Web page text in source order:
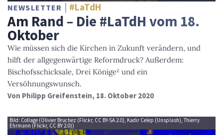
NEWSLETTER #LaTdH
Am Rand – Die #LaTdH vom 18.
Oktober
Wie müssen sich die Kirchen in Zukunft verändern, und
hilft der allgegenwärtige Reformdruck? Außerdem:
Bischofsschicksale, Drei Könige² und ein
Versöhnungswunsch.
Von Philipp Greifenstein, 18. Oktober 2020
Bild: Collage (Olivier Bruchez (Flickr, CC BY-SA 2.0), Kadir Celep (Unsplash), Thierry
Ehrmann (Flickr, CC BY 2.0))